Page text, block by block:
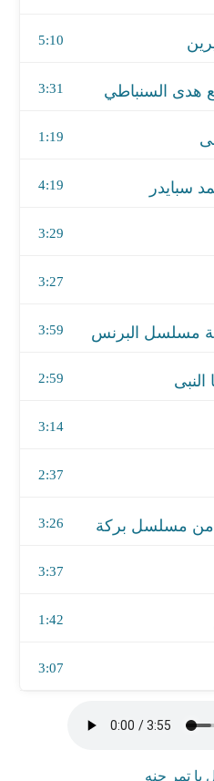
5:10
3:31
1:19
4:19
3:29
3:27
بداية مسلسل البرنس
3:59
2:59
3:14
2:37
أبوك - من مسلسل بركة
3:26
3:37
بعض
1:42
3:07
يا تمر حنه